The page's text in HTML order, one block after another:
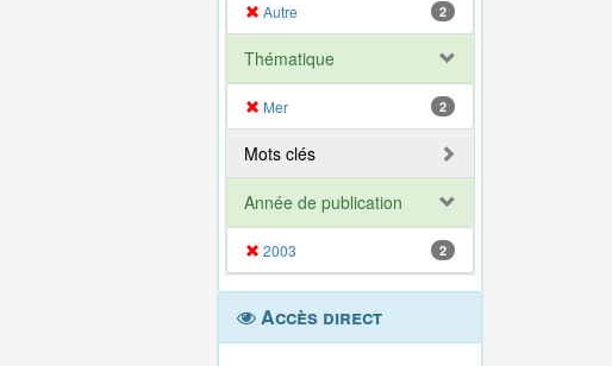
Autre 2
Thématique
Mer 2
Mots clés
Année de publication
2003 2
Accès direct